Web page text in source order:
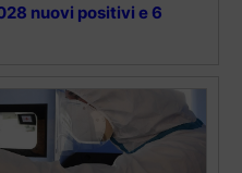
nuovi positivi e 6